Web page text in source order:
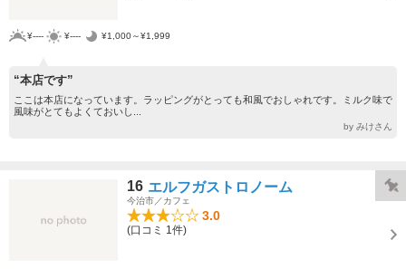
¥---- ¥---- ¥1,000～¥1,999
“本店です”
ここは本店になっています。ラッピングがとっても和風でおしゃれです。ミルク味で
風味がとてもよくておいし...
by みけさん
16 エルフガストロノーム
今治市／カフェ
3.0
(口コミ 1件)